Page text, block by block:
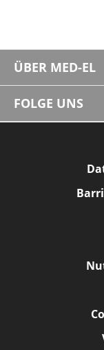
ÜBER MED-EL
FOLGE UNS